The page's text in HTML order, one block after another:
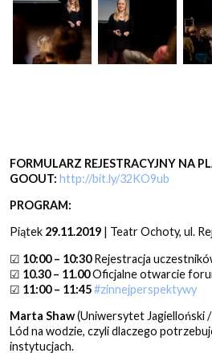
FORMULARZ REJESTRACYJNY NA
GOOUT: http://bit.ly/32KO9ub
PROGRAM:
Piątek 29.11.2019 | Teatr Ochoty, ul.
☑ 10:00 – 10:30Rejestracja
☑ 10.30 – 11.00Oficjalne otwarcie
☑ 11:00 – 11:45 #zinnejperspektywy
Marta Shaw(Uniwersytet Jagielloński
Lód na wodzie, czyli dlaczego
instytucjach.